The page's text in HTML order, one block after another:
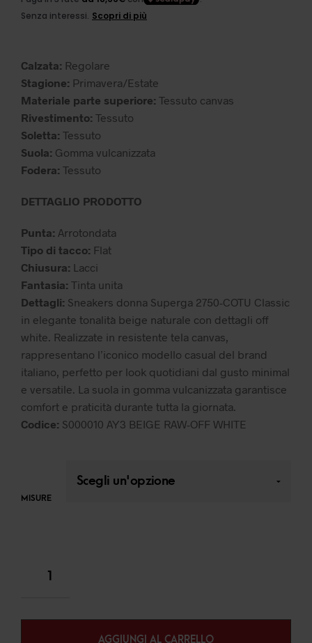
originale
Calzata: Regolare
Stagione: Primavera/Estate
Materiale parte superiore: Tessuto canvas
Rivestimento: Tessuto
Soletta: Tessuto
Suola: Gomma vulcanizzata
Fodera: Tessuto
DETTAGLIO PRODOTTO
Punta: Arrotondata
Tipo di tacco: Flat
Chiusura: Lacci
Fantasia: Tinta unita
Dettagli: Sneakers donna Superga 2750-COTU Classic
in elegante tonalità beige naturale con dettagli off
white. Realizzate in resistente tela canvas,
rappresentano l’iconico modello casual del brand
italiano, perfetto per look quotidiani dal gusto minimal
e versatile. La suola in gomma vulcanizzata garantisce
comfort e praticità durante tutta la giornata.
Codice: S000010 AY3 BEIGE RAW-OFF WHITE
MISURE
AGGIUNGI AL CARRELLO